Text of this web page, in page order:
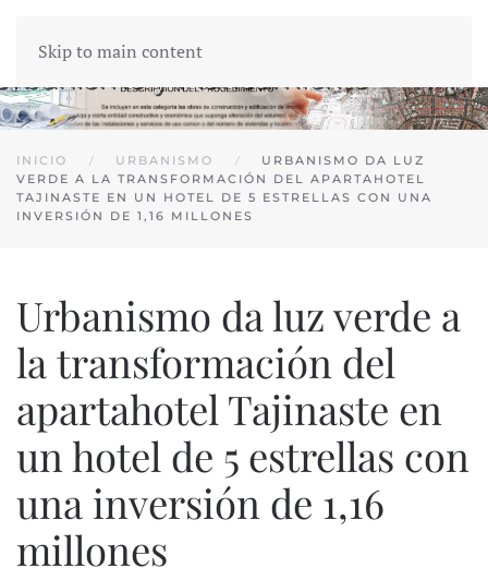
Skip to main content
INICIO URBANISMO
URBANISMO DA LUZ
VERDE A LA TRANSFORMACIÓN DEL APARTAHOTEL
TAJINASTE EN UN HOTEL DE 5 ESTRELLAS CON UNA
INVERSIÓN DE 1,16 MILLONES
Urbanismo da luz verde a
la transformación del
apartahotel Tajinaste en
un hotel de 5 estrellas con
una inversión de 1,16
millones